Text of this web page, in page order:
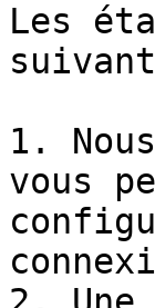
Les
1.
vous